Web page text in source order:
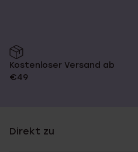
Kostenloser Versand ab
€49
Direkt zu